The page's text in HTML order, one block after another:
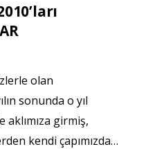
olan
sonunda o yıl
girmiş,
kendi çapımızda…